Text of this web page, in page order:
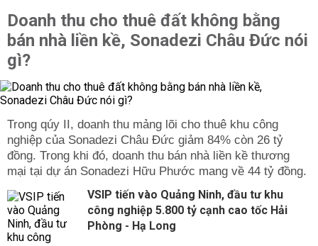
Doanh thu cho thuê đất không bằng
bán nhà liền kề, Sonadezi Châu Đức nói
gì?
Trong qúy II, doanh thu mảng lõi cho thuê khu công
nghiệp của Sonadezi Châu Đức giảm 84% còn 26 tỷ
đồng. Trong khi đó, doanh thu bán nhà liền kề thương
mại tại dự án Sonadezi Hữu Phước mang về 44 tỷ đồng.
VSIP tiến vào Quảng Ninh, đầu tư khu
công nghiệp 5.800 tỷ cạnh cao tốc Hải
Phòng - Hạ Long